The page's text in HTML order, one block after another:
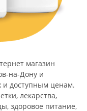
магазин
на-Дону и
и доступным ценам.
лекарства,
здоровое питание,